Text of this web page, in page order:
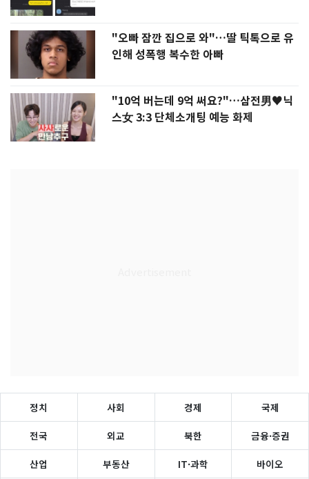
"오빠 잠깐 집으로 와"…딸 틱톡으로 유
인해 성폭행 복수한 아빠
"10억 버는데 9억 써요?"…삼전男♥닉
스女 3:3 단체소개팅 예능 화제
정치 사회 경제 국제
전국 외교 북한 금융·증권
산업 부동산 IT·과학 바이오